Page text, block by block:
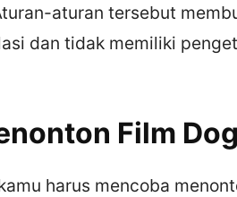
aturan tersebut
dan tidak memiliki
Film
harus mencoba